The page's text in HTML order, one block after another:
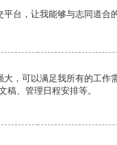
台，让我能够与志同道合
大，可以满足我所有的工作
稿、管理日程安排等。